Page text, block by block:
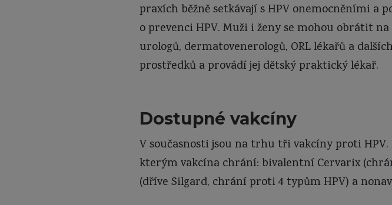
praxích běžně setkávají s HPV onemocněními
o prevenci HPV. Muži i ženy se mohou obrátit
urologů, dermatovenerologů, ORL lékařů a
prostředků a provádí jej dětský praktický lékař.
Dostupné vakcíny
V současnosti jsou na trhu tři vakcíny proti
kterým vakcína chrání: bivalentní Cervarix
(dříve Silgard, chrání proti 4 typům HPV) a